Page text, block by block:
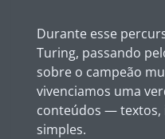
Durante esse
Turing, passando
sobre o campeão
vivenciamos uma
conteúdos — textos,
simples.